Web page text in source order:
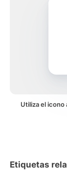
Utiliza el
Etiquetas